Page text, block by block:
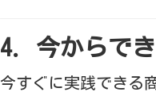
4. 今からでき
今すぐに実践できる